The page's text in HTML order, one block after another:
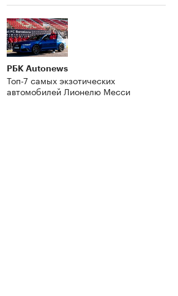
РБК Autonews
Топ-7 самых экзотических
автомобилей Лионелю Месси